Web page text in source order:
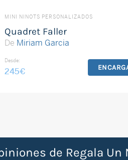
MINI NINOTS PERSONALIZADOS
Quadret Faller
De Miriam Garcia
Desde:
245€
de Regala Un